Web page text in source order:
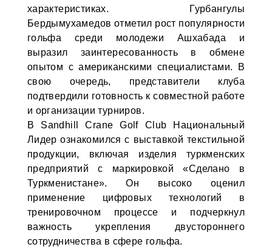
характеристиках. Гурбангулы
Бердымухамедов отметил рост популярности
гольфа среди молодежи Ашхабада и
выразил заинтересованность в обмене
опытом с американскими специалистами. В
свою очередь, представители клуба
подтвердили готовность к совместной работе
и организации турниров.
В Sandhill Crane Golf Club Национальный
Лидер ознакомился с выставкой текстильной
продукции, включая изделия туркменских
предприятий с маркировкой «Сделано в
Туркменистане». Он высоко оценил
применение цифровых технологий в
тренировочном процессе и подчеркнул
важность укрепления двустороннего
сотрудничества в сфере гольфа.